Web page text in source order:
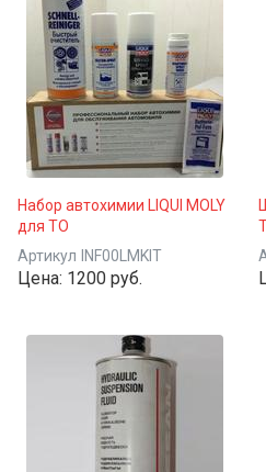
Набор автохимии LIQUI MOLY
для ТО
Артикул
INF00LMKIT
Цена: 1200 руб.